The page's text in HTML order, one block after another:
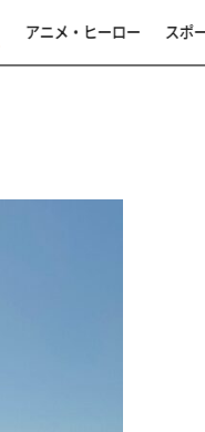
アニメ・ヒーロー スポ